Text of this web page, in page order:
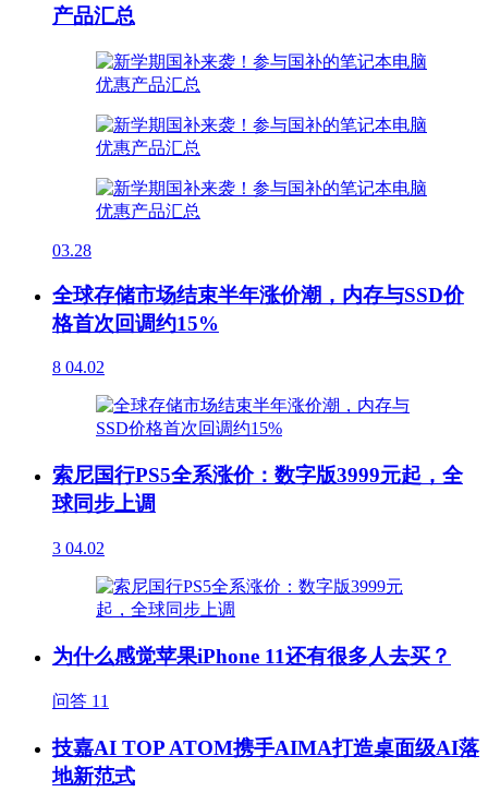
产品汇总
03.28
全球存储市场结束半年涨价潮，内存与SSD价
格首次回调约15%
8 04.02
索尼国行PS5全系涨价：数字版3999元起，全
球同步上调
3 04.02
为什么感觉苹果iPhone 11还有很多人去买？
问答 11
技嘉AI TOP ATOM携手AIMA打造桌面级AI落
地新范式